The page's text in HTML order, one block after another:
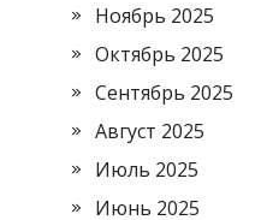
Ноябрь 2025
Октябрь 2025
Сентябрь 2025
Август 2025
Июль 2025
Июнь 2025